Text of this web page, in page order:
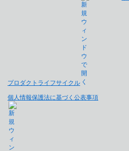
プロダクトライフサイクル
個人情報保護法に基づく公表事項